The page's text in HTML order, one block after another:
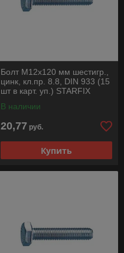
Болт М12х120 мм шестигр.,
цинк, кл.пр. 8.8, DIN 933 (15
шт в карт. уп.) STARFIX
В наличии
20,77 руб.
Купить